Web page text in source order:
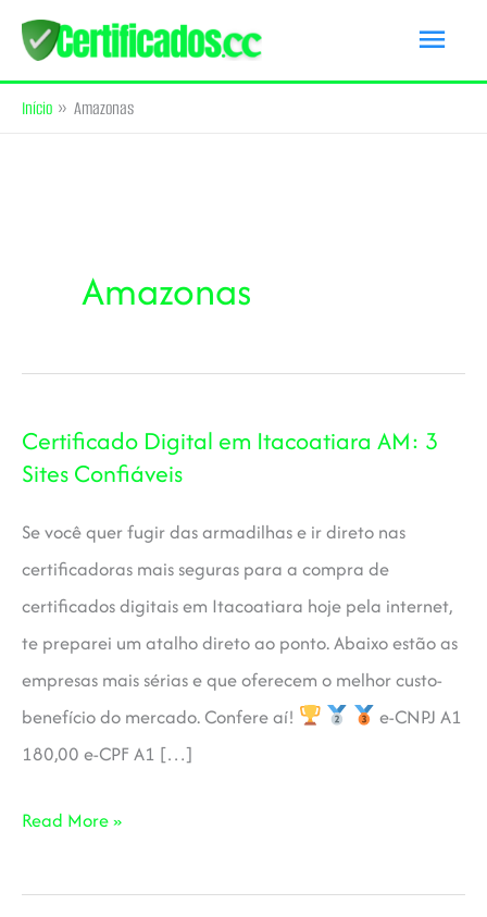
para
o
Início Amazonas
Amazonas
Certificado Digital em Itacoatiara AM: 3
Sites Confiáveis
Se você quer fugir das armadilhas e ir direto nas
certificadoras mais seguras para a compra de
certificados digitais em Itacoatiara hoje pela internet,
te preparei um atalho direto ao ponto. Abaixo estão as
empresas mais sérias e que oferecem o melhor custo-
benefício do mercado. Confere aí!
e-CNPJ A1
180,00 e-CPF A1 […]
Certificado
em
Read More »